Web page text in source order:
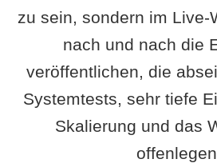
zu sein, sondern im Live-
nach und nach die
veröffentlichen, die
Systemtests, sehr tiefe
Skalierung und das